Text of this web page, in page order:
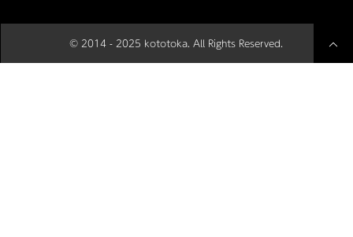
© 2014 - 2025 kototoka. All Rights Reserved.